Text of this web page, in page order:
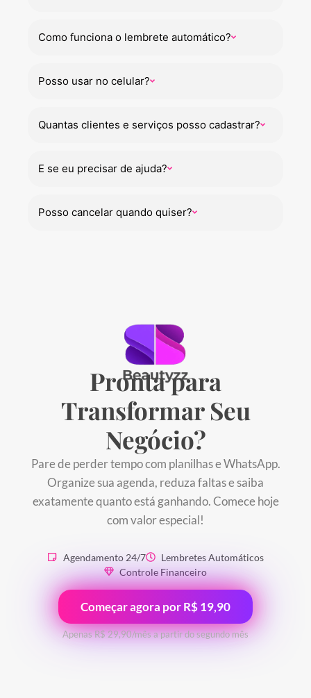
Como funciona o lembrete automático?
Posso usar no celular?
Quantas clientes e serviços posso cadastrar?
E se eu precisar de ajuda?
Posso cancelar quando quiser?
Pronta para
TransformarSeu
Negócio?
Pare de perder tempo com planilhas e WhatsApp.
Organize sua agenda, reduza faltas e saiba
exatamente quanto está ganhando. Comece hoje
com valor especial!
Agendamento 24/7
Lembretes Automáticos
Controle Financeiro
Começar agora por R$ 19,90
Apenas R$ 29,90/mês a partir do segundo mês